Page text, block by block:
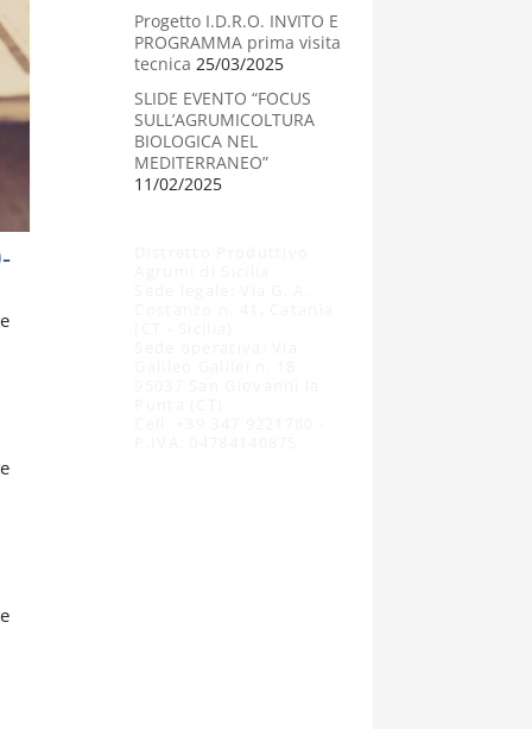
Progetto I.D.R.O. INVITO E
PROGRAMMA prima visita
tecnica 25/03/2025
SLIDE EVENTO “FOCUS
SULL’AGRUMICOLTURA
BIOLOGICA NEL
MEDITERRANEO”
11/02/2025